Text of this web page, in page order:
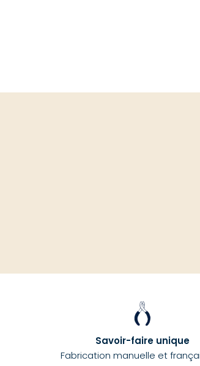
Savoir-faire unique
Fabrication manuelle et